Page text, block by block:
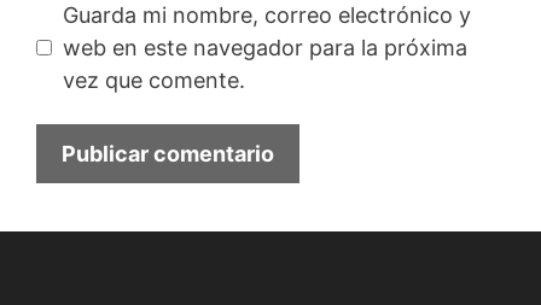
Guarda mi nombre, correo electrónico y
web en este navegador para la próxima
vez que comente.